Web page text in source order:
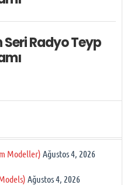
Radyo Teyp
Modeller) Ağustos 4, 2026
Ağustos 4, 2026